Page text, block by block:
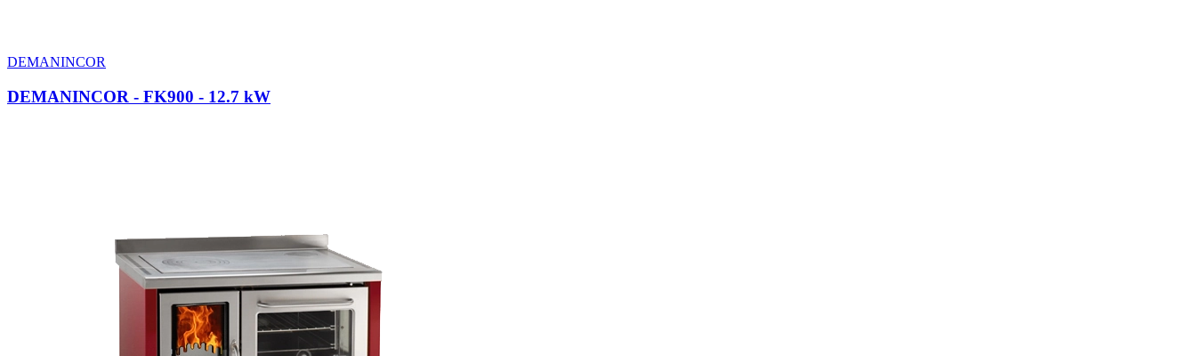
DEMANINCOR
DEMANINCOR - FK900 - 12.7 kW